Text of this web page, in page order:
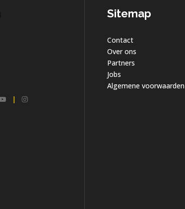
|
Sitemap
Contact
Over ons
Partners
Jobs
Algemene voorwaarden